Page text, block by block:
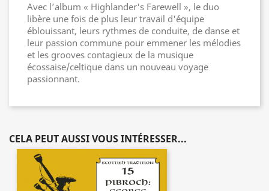
Avec l’album « Highlander's Farewell », le duo
libère une fois de plus leur travail d'équipe
éblouissant, leurs rythmes de conduite, de danse et
leur passion commune pour emmener les mélodies
et les grooves contagieux de la musique
écossaise/celtique dans un nouveau voyage
passionnant.
CELA PEUT AUSSI VOUS INTÉRESSER...